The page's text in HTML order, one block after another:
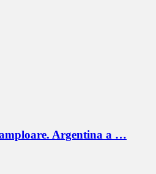
Argentina a …